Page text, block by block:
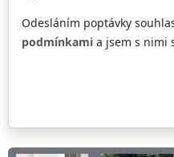
Odesláním poptávky
podmínkami a jsem s nimi